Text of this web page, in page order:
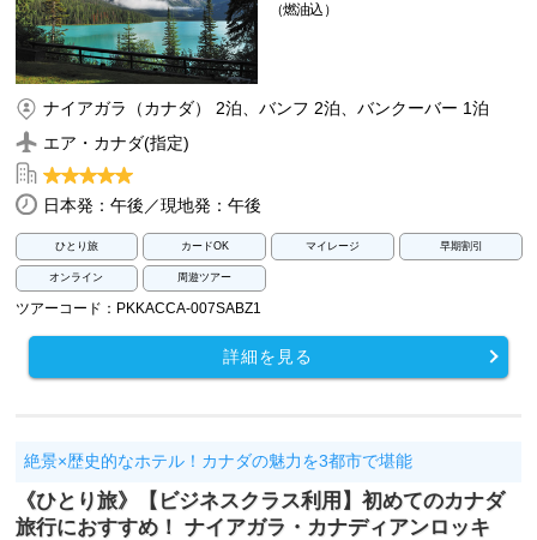
（燃油込）
ナイアガラ（カナダ） 2泊、バンフ 2泊、バンクーバー 1泊
エア・カナダ(指定)
日本発：午後／現地発：午後
ひとり旅 カードOK マイレージ 早期割引
オンライン 周遊ツアー
ツアーコード：PKKACCA-007SABZ1
詳細を見る
絶景×歴史的なホテル！カナダの魅力を3都市で堪能
《ひとり旅》【ビジネスクラス利用】初めてのカナダ
旅行におすすめ！ ナイアガラ・カナディアンロッキ